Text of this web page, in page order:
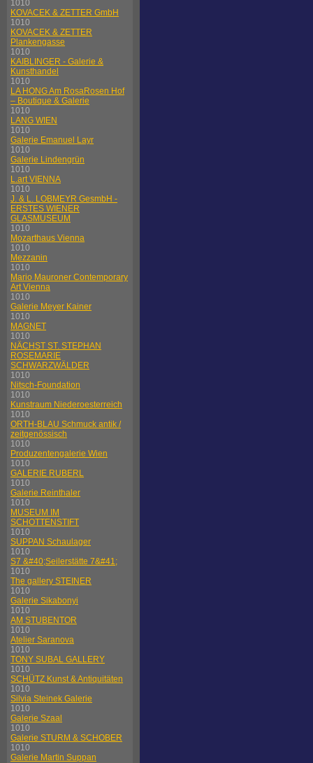
1010
KOVACEK & ZETTER GmbH
1010
KOVACEK & ZETTER
Plankengasse
1010
KAIBLINGER - Galerie &
Kunsthandel
1010
LA HONG Am RosaRosen Hof
– Boutique & Galerie
1010
LANG WIEN
1010
Galerie Emanuel Layr
1010
Galerie Lindengrün
1010
L.art VIENNA
1010
J. & L. LOBMEYR GesmbH -
ERSTES WIENER
GLASMUSEUM
1010
Mozarthaus Vienna
1010
Mezzanin
1010
Mario Mauroner Contemporary
Art Vienna
1010
Galerie Meyer Kainer
1010
MAGNET
1010
NÄCHST ST. STEPHAN
ROSEMARIE
SCHWARZWÄLDER
1010
Nitsch-Foundation
1010
Kunstraum Niederoesterreich
1010
ORTH-BLAU Schmuck antik /
zeitgenössisch
1010
Produzentengalerie Wien
1010
GALERIE RUBERL
1010
Galerie Reinthaler
1010
MUSEUM IM
SCHOTTENSTIFT
1010
SUPPAN Schaulager
1010
S7 &#40;Seilerstätte 7&#41;
1010
The gallery STEINER
1010
Galerie Sikabonyi
1010
AM STUBENTOR
1010
Atelier Saranova
1010
TONY SUBAL GALLERY
1010
SCHÜTZ Kunst & Antiquitäten
1010
Silvia Steinek Galerie
1010
Galerie Szaal
1010
Galerie STURM & SCHOBER
1010
Galerie Martin Suppan